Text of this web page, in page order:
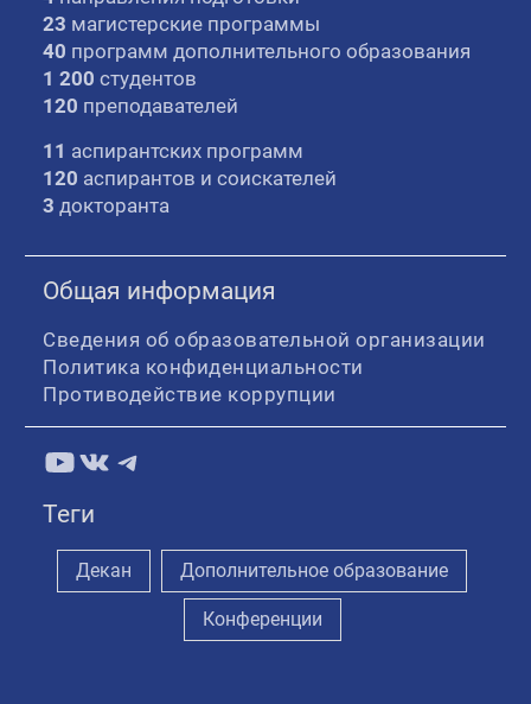
23 магистерские программы
40 программ дополнительного образования
1 200 студентов
120 преподавателей
11 аспирантских программ
120 аспирантов и соискателей
3 докторанта
Общая информация
Сведения об образовательной организации
Политика конфиденциальности
Противодействие коррупции
YouTube
ВКонтакте
Telegram
Теги
Декан Дополнительное образование
Конференции